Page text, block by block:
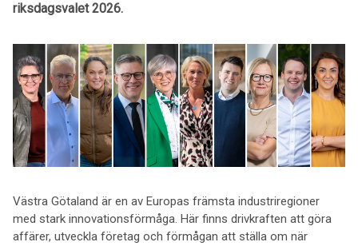
riksdagsvalet 2026.
Västra Götaland är en av Europas främsta industriregioner
med stark innovationsförmåga. Här finns drivkraften att göra
affärer, utveckla företag och förmågan att ställa om när